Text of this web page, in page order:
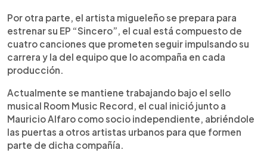
Por otra parte, el artista migueleño se prepara para
estrenar su EP “Sincero”, el cual está compuesto de
cuatro canciones que prometen seguir impulsando su
carrera y la del equipo que lo acompaña en cada
producción.
Actualmente se mantiene trabajando bajo el sello
musical Room Music Record, el cual inició junto a
Mauricio Alfaro como socio independiente, abriéndole
las puertas a otros artistas urbanos para que formen
parte de dicha compañía.